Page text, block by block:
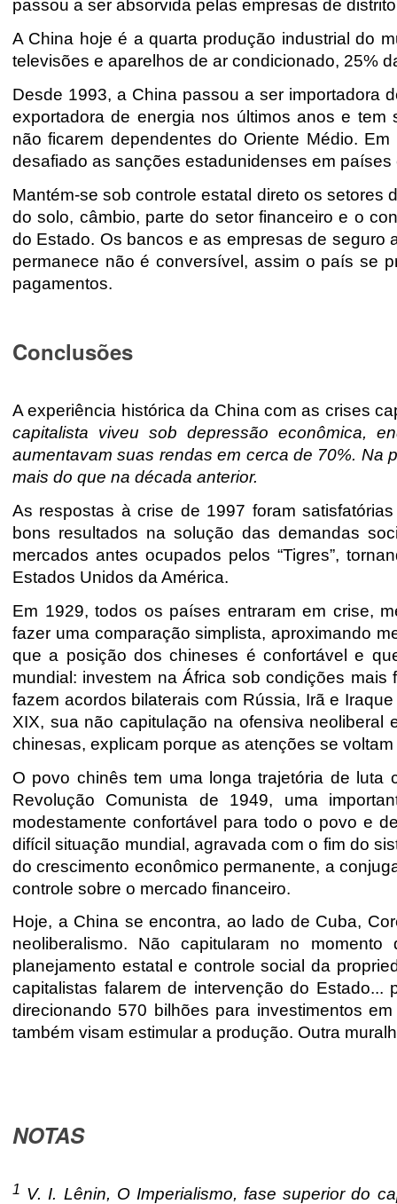
passou a ser absorvida pelas empresas de
A China hoje é a quarta produção industrial do
televisões e aparelhos de ar condicionado, 25%
Desde 1993, a China passou a ser importadora
exportadora de energia nos últimos anos e
não ficarem dependentes do Oriente Médio.
desafiado as sanções estadunidenses em países
Mantém-se sob controle estatal direto os setores
do solo, câmbio, parte do setor financeiro e o
do Estado. Os bancos e as empresas de seguro
permanece não é conversível, assim o país se
pagamentos.
Conclusões
A experiência histórica da China com as crises
capitalista viveu sob depressão econômica,
aumentavam suas rendas em cerca de 70%. Na
mais do que na década anterior.
As respostas à crise de 1997 foram
bons resultados na solução das demandas
mercados antes ocupados pelos “Tigres”,
Estados Unidos da América.
Em 1929, todos os países entraram em crise,
fazer uma comparação simplista, aproximando
que a posição dos chineses é confortável e
mundial: investem na África sob condições
fazem acordos bilaterais com Rússia, Irã e
XIX, sua não capitulação na ofensiva
chinesas, explicam porque as atenções se
O povo chinês tem uma longa trajetória de
Revolução Comunista de 1949, uma
modestamente confortável para todo o povo e
difícil situação mundial, agravada com o fim do
do crescimento econômico permanente, a
controle sobre o mercado financeiro.
Hoje, a China se encontra, ao lado de Cuba,
neoliberalismo. Não capitularam no
planejamento estatal e controle social da
capitalistas falarem de intervenção do
direcionando 570 bilhões para investimentos
também visam estimular a produção. Outra
NOTAS
1 V. I. Lênin, O Imperialismo, fase superior do